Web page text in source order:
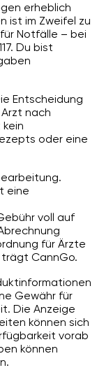
erheblich
ist im Zweifel zu
Notfälle – bei
Du bist
Entscheidung
nach
oder eine
eine
voll auf
für Ärzte
trägt CannGo.
Gewähr für
Die Anzeige
können sich
vorab
können